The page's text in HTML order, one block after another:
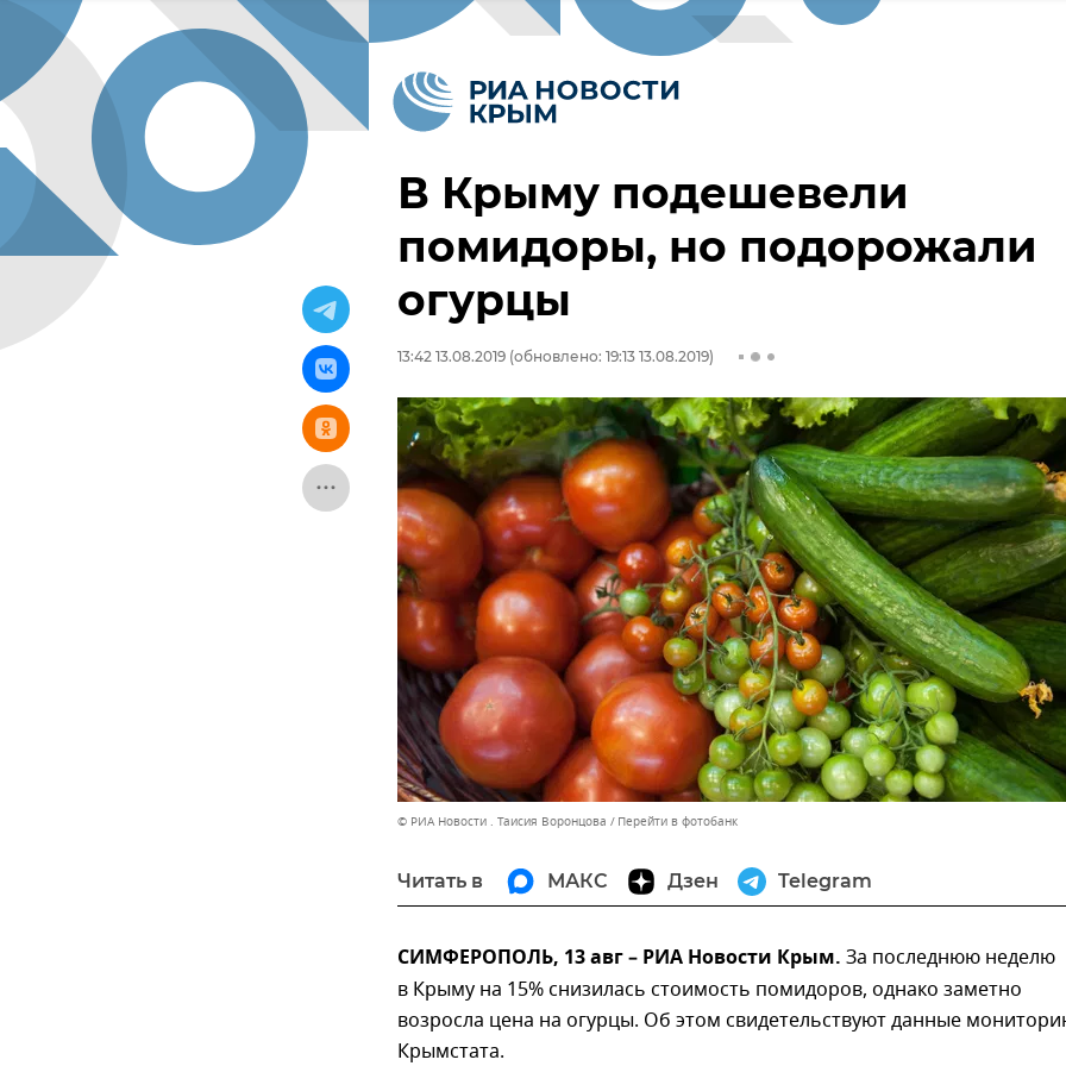
В Крыму подешевели
помидоры, но подорожали
огурцы
13:42 13.08.2019 (обновлено: 19:13 13.08.2019)
© РИА Новости . Таисия Воронцова Перейти в фотобанк
Читать в МАКС Дзен Telegram
СИМФЕРОПОЛЬ, 13 авг – РИА Новости Крым. За последнюю неделю
в Крыму на 15% снизилась стоимость помидоров, однако заметно
возросла цена на огурцы. Об этом свидетельствуют данные
Крымстата.